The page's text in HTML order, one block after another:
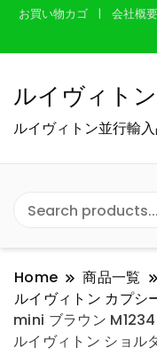
お買い物カゴ 会社概要
ルイヴィト
ルイヴィトン並行輸
Home 商品一覧
ルイヴィトン カプシ
mini ブラウン
ルイヴィトン ショル